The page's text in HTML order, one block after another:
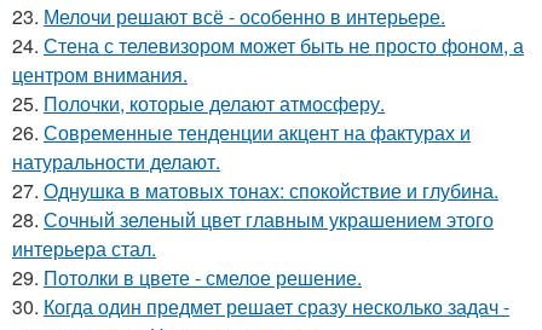
23. Мелочи решают всё - особенно в интерьере.
24. Стена с телевизором может быть не просто фоном, а
центром внимания.
25. Полочки, которые делают атмосферу.
26. Современные тенденции акцент на фактурах и
натуральности делают.
27. Однушка в матовых тонах: спокойствие и глубина.
28. Сочный зеленый цвет главным украшением этого
интерьера стал.
29. Потолки в цвете - смелое решение.
30. Когда один предмет решает сразу несколько задач -